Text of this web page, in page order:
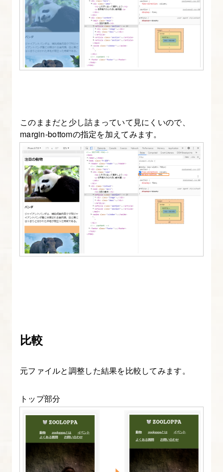
このままだと少し詰まっていて見にくいので、
margin-bottomの指定を加えてみます。
比較
元ファイルと調整した結果を比較してみます。
トップ部分